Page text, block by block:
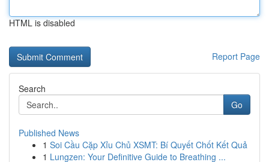
HTML is disabled
Report Page
Search
Go
Published News
1 Soi Cầu Cặp Xỉu Chủ XSMT: Bí Quyết Chốt Kết Quả
1 Lungzen: Your Definitive Guide to Breathing ...